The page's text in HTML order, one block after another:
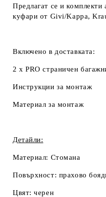
Предлагат се и комплекти
куфари от Givi/Kappa,
Включено в доставката:
2 x PRO страничен
Инструкции за монтаж
Материал за монтаж
Детайли:
Материал: Стомана
Повърхност: прахово
Цвят:черен